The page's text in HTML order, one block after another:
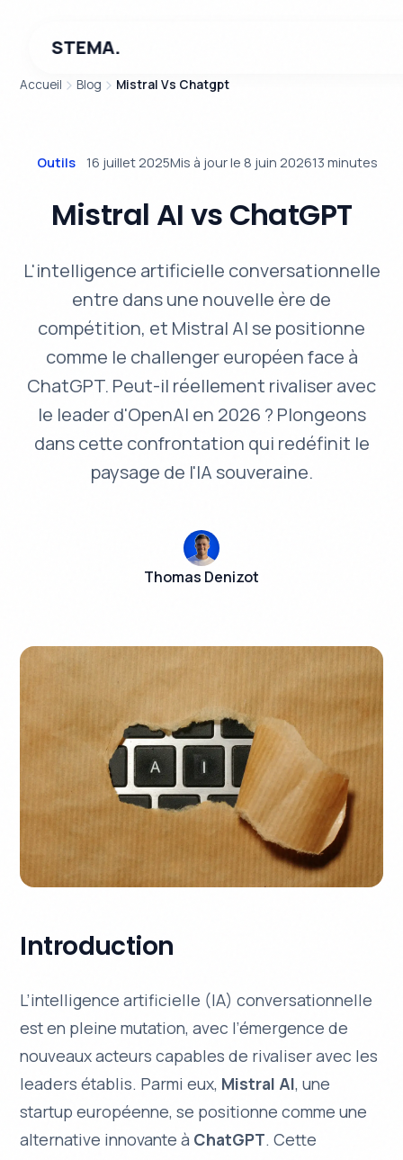
STEMA.
Accueil Blog Mistral Vs Chatgpt
Outils 16 juillet 2025Mis à jour le 8 juin 202613 minutes
Mistral AI vs ChatGPT
L'intelligence artificielle conversationnelle
entre dans une nouvelle ère de
compétition, et Mistral AI se positionne
comme le challenger européen face à
ChatGPT. Peut-il réellement rivaliser avec
le leader d'OpenAI en 2026 ? Plongeons
dans cette confrontation qui redéfinit le
paysage de l'IA souveraine.
Thomas Denizot
Introduction
L’intelligence artificielle (IA) conversationnelle
est en pleine mutation, avec l’émergence de
nouveaux acteurs capables de rivaliser avec les
leaders établis. Parmi eux, Mistral AI, une
startup européenne, se positionne comme une
alternative innovante à ChatGPT. Cette